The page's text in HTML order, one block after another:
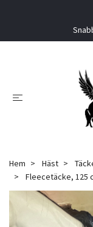
Hem Häst
Fleecetäcke, 125